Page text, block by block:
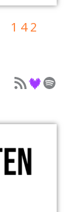
142
Podcast als Feed Podcast auf Deezer Podcast auf Spotify